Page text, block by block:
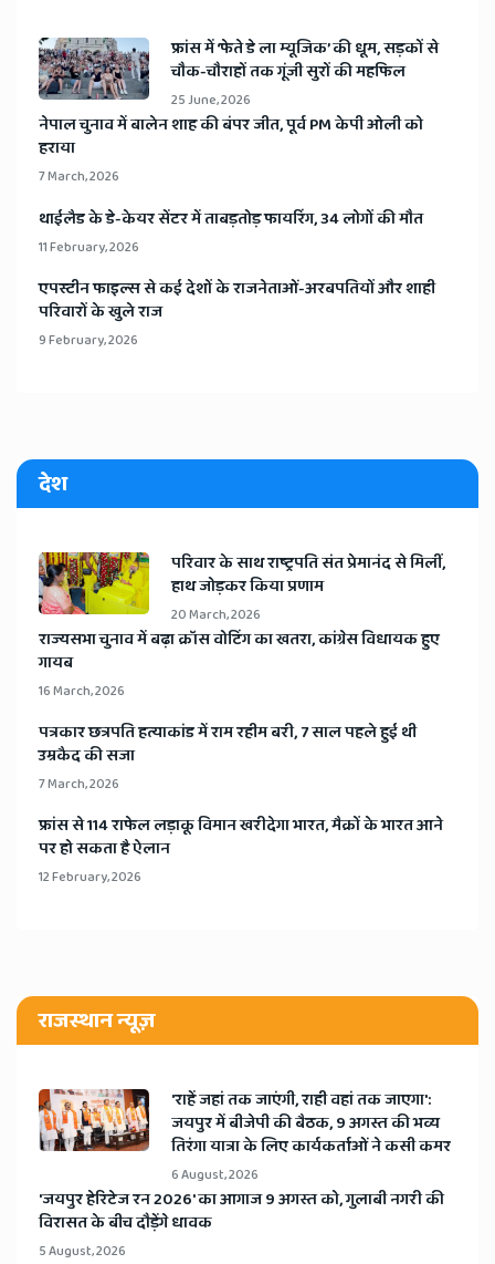
​फ्रांस में ‘फेते डे ला म्यूजिक’ की धूम, सड़कों से
चौक-चौराहों तक गूंजी सुरों की महफिल
25 June, 2026
​नेपाल चुनाव में बालेन शाह की बंपर जीत, पूर्व PM केपी ओली को
हराया
7 March, 2026
​थाईलैड के डे-केयर सेंटर में ताबड़तोड़ फायरिंग, 34 लोगों की मौत
11 February, 2026
​एपस्टीन फाइल्स से कई देशों के राजनेताओं-अरबपतियों और शाही
परिवारों के खुले राज
9 February, 2026
देश
​परिवार के साथ राष्ट्रपति संत प्रेमानंद से मिलीं,
हाथ जोड़कर किया प्रणाम
20 March, 2026
​राज्यसभा चुनाव में बढ़ा क्रॉस वोटिंग का खतरा, कांग्रेस विधायक हुए
गायब
16 March, 2026
​पत्रकार छत्रपति हत्याकांड में राम रहीम बरी, 7 साल पहले हुई थी
उम्रकैद की सजा
7 March, 2026
​फ्रांस से 114 राफेल लड़ाकू विमान खरीदेगा भारत, मैक्रों के भारत आने
पर हो सकता है ऐलान
12 February, 2026
राजस्थान न्यूज़
'राहें जहां तक जाएंगी, राही वहां तक जाएगा':
जयपुर में बीजेपी की बैठक, 9 अगस्त की भव्य
तिरंगा यात्रा के लिए कार्यकर्ताओं ने कसी कमर
6 August, 2026
​'जयपुर हेरिटेज रन 2026' का आगाज 9 अगस्त को, गुलाबी नगरी की
विरासत के बीच दौड़ेंगे धावक
5 August, 2026